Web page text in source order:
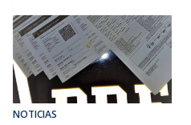
NOTICIAS